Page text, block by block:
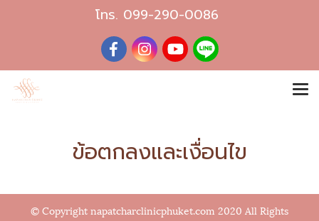
โทร. 099-290-0086
ข้อตกลงและเงื่อนไข
© Copyright napatcharclinicphuket.com 2020 All Rights